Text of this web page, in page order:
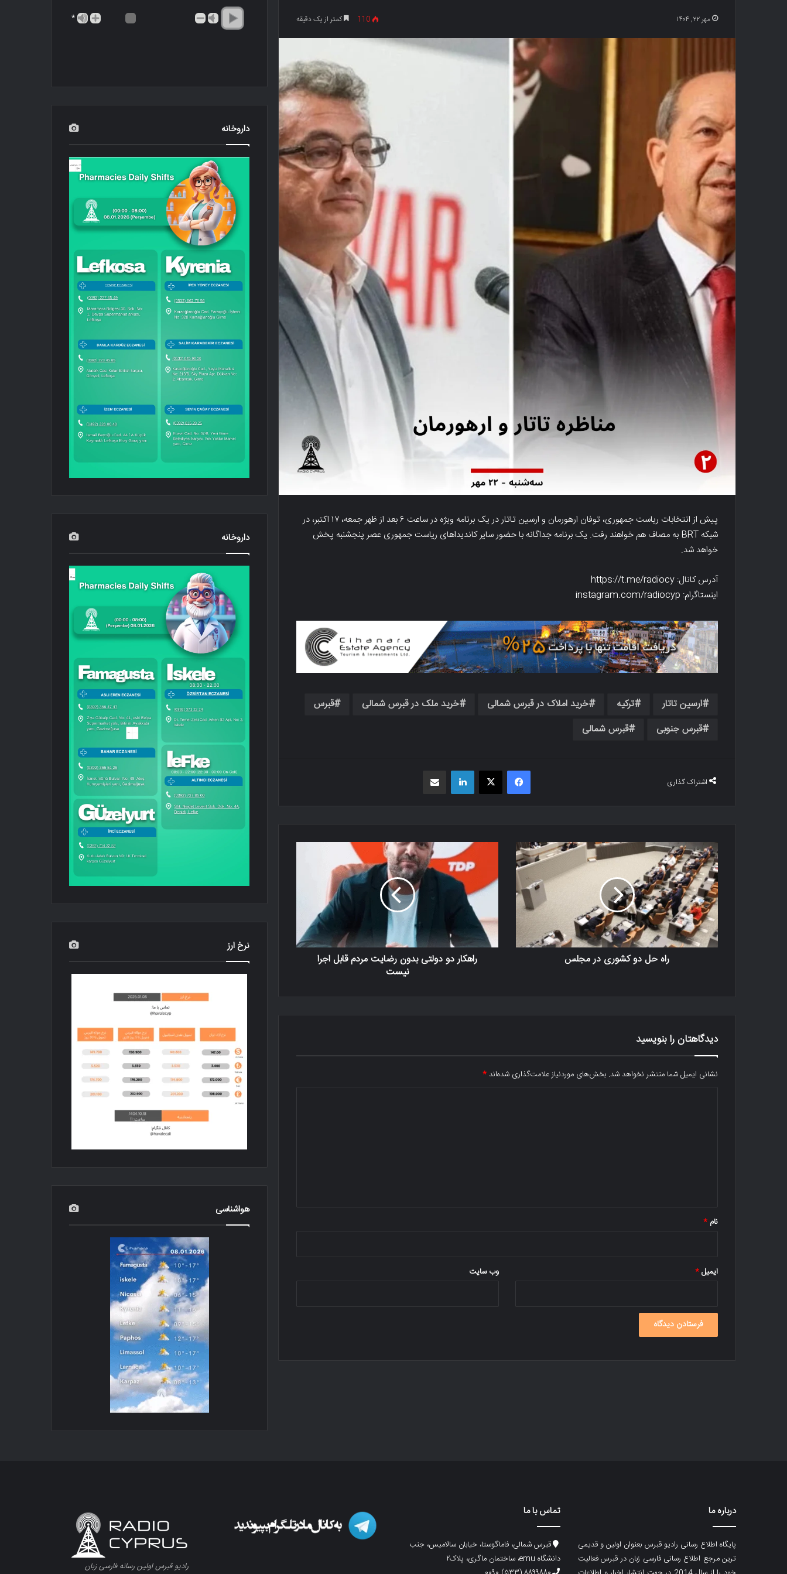
مهر ۲۲, ۱۴۰۴ 110 کمتر از یک دقیقه
پیش از انتخابات ریاست جمهوری، توفان ارهورمان و ارسین تاتار در یک برنامه ویژه در ساعت ۶ بعد از ظهر جمعه، ۱۷ اکتبر، در
شبکه BRT به مصاف هم خواهند رفت. یک برنامه جداگانه با حضور سایر کاندیداهای ریاست جمهوری عصر پنجشنبه پخش
خواهد شد.
آدرس کانال: https://t.me/radiocy
اینستاگرام: instagram.com/radiocyp
ارسین تاتار ترکیه خرید املاک در قبرس شمالی خرید ملک در قبرس شمالی
قبرس
قبرس جنوبی
قبرس شمالی
اشتراک گذاری
فیسبوک X
راه حل دو کشوری در مجلس
راهکار دو دولتی بدون رضایت مردم قابل اجرا
نیست
دیدگاهتان را بنویسید
نشانی ایمیل شما منتشر نخواهد شد. بخش‌های موردنیاز علامت‌گذاری شده‌اند*
نام *
ایمیل* وب‌ سایت
*
داروخانه
داروخانه
نرخ ارز
هواشناسی
درباره ما
پایگاه اطلاع رسانی رادیو قبرس بعنوان اولین و قدیمی
ترین مرجع اطلاع رسانی فارسی زبان در قبرس فعالیت
تماس با ما
قبرس شمالی، فاماگوستا، خیابان سالامیس، جنب
دانشگاه emu، ساختمان ماگری، پلاک۲
رادیو قبرس اولین رسانه فارسی زبان